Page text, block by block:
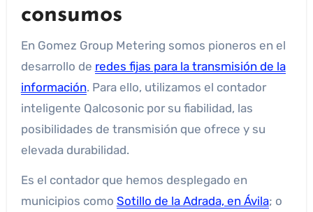
consumos
En Gomez Group Metering somos pioneros en el
desarrollo de redes fijas para la transmisión de la
información. Para ello, utilizamos el contador
inteligente Qalcosonic por su fiabilidad, las
posibilidades de transmisión que ofrece y su
elevada durabilidad.
Es el contador que hemos desplegado en
municipios como Sotillo de la Adrada, en Ávila; o